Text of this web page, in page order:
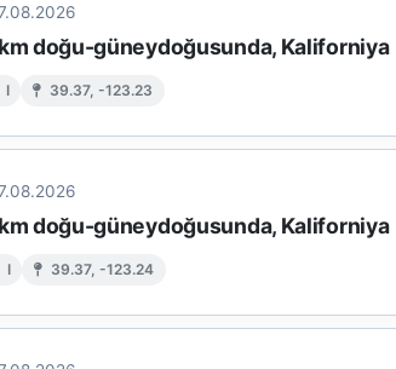
doğu-güneydoğusunda, Kaliforniya
I 39.37, -123.23
doğu-güneydoğusunda, Kaliforniya
I 39.37, -123.24